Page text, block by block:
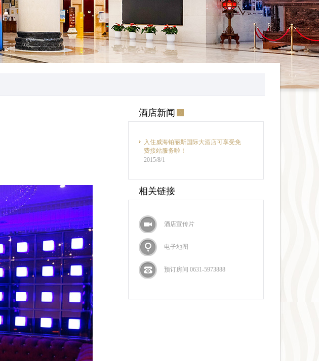
酒店新闻
入住威海铂丽斯国际大酒店可享受免
费接站服务啦！
2015/8/1
相关链接
酒店宣传片
电子地图
预订房间 0631-5973888